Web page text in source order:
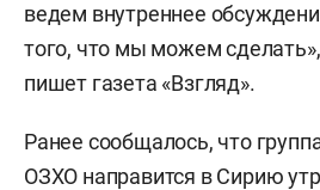
ведем внутреннее
того, что мы можем
пишет газета «Взгляд».
Ранее сообщалось, что
ОЗХО направится в Сирию